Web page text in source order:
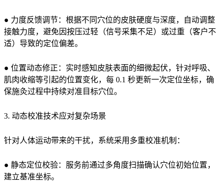
● 力度反馈调节：根据不同穴位的皮肤硬度与深度，自动调整
接触力度，避免因按压过轻（信号采集不足）或过重（客户不
适）导致的定位偏差。
● 位置动态修正：实时感知皮肤表面的细微起伏，针对呼吸、
肌肉收缩等引起的位置变化，每 0.1 秒更新一次定位坐标，确
保施灸过程中持续对准目标穴位。
3. 动态校准技术应对复杂场景
针对人体运动带来的干扰，系统采用多重校准机制：
● 静态定位校验：服务前通过多角度扫描确认穴位初始位置，
建立基准坐标。